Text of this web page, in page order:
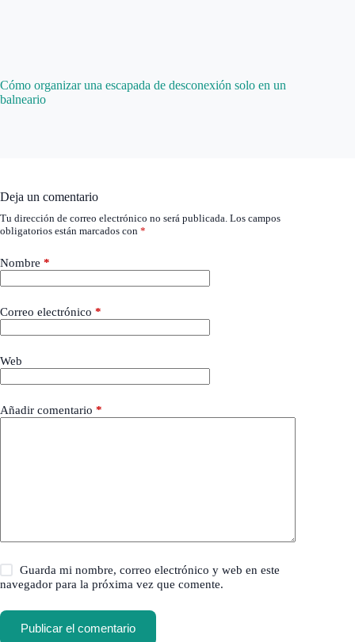
Cómo organizar una escapada de desconexión solo en un
balneario
Deja un comentario
Tu dirección de correo electrónico no será publicada. Los campos
obligatorios están marcados con *
Nombre *
Correo electrónico *
Web
Añadir comentario *
Guarda mi nombre, correo electrónico y web en este
navegador para la próxima vez que comente.
Publicar el comentario